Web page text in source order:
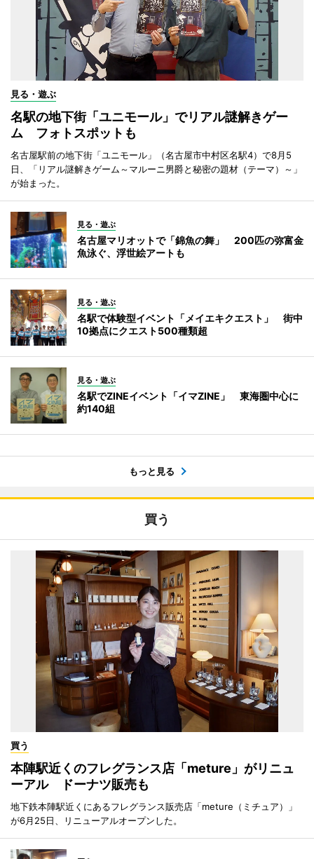
見る・遊ぶ
名駅の地下街「ユニモール」でリアル謎解きゲー
ム フォトスポットも
名古屋駅前の地下街「ユニモール」（名古屋市中村区名駅4）で8月5
日、「リアル謎解きゲーム～マルーニ男爵と秘密の題材（テーマ）～」
が始まった。
見る・遊ぶ
名古屋マリオットで「錦魚の舞」 200匹の弥富金
魚泳ぐ、浮世絵アートも
見る・遊ぶ
名駅で体験型イベント「メイエキクエスト」 街中
10拠点にクエスト500種類超
見る・遊ぶ
名駅でZINEイベント「イマZINE」 東海圏中心に
約140組
もっと見る
買う
買う
本陣駅近くのフレグランス店「meture」がリニュ
ーアル ドーナツ販売も
地下鉄本陣駅近くにあるフレグランス販売店「meture（ミチュア）」
が6月25日、リニューアルオープンした。